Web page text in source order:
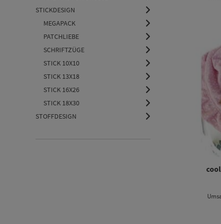
STICKDESIGN
MEGAPACK
PATCHLIEBE
SCHRIFTZÜGE
STICK 10X10
STICK 13X18
STICK 16X26
STICK 18X30
STOFFDESIGN